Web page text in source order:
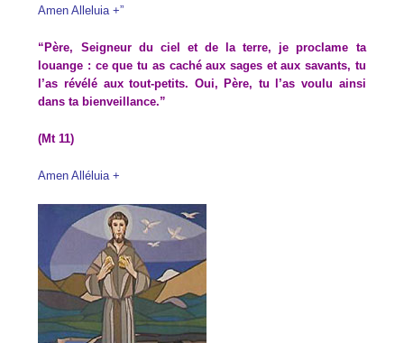
Amen Alleluia +”
“Père, Seigneur du ciel et de la terre, je proclame ta
louange : ce que tu as caché aux sages et aux savants, tu
l’as révélé aux tout-petits. Oui, Père, tu l’as voulu ainsi
dans ta bienveillance.”
(Mt 11)
Amen Alléluia +